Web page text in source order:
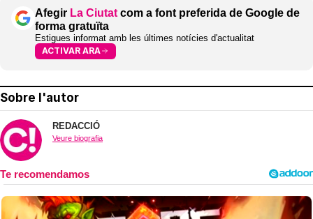
Afegir La Ciutat com a font preferida de Google de
forma gratuïta
Estigues informat amb les últimes notícies d'actualitat
ACTIVAR ARA
Sobre l'autor
REDACCIÓ
Veure biografia